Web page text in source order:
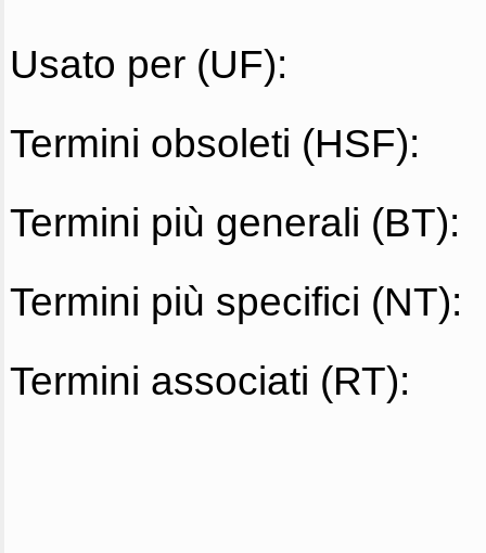
Usato per (UF):
Termini obsoleti (HSF):
Termini più generali (BT):
Termini più specifici (NT):
Termini associati (RT):